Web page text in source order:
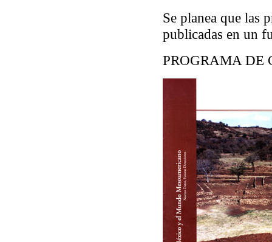
Se planea que las
publicadas en un
PROGRAMA DE